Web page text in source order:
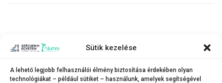
Sütik kezelése
A lehető legjobb felhasználói élmény biztosítása érdekében olyan
technológiákat – például sütiket – használunk, amelyek segítségével
Copyright © 2026 SZE Alumni – Széchenyi István Egyetem